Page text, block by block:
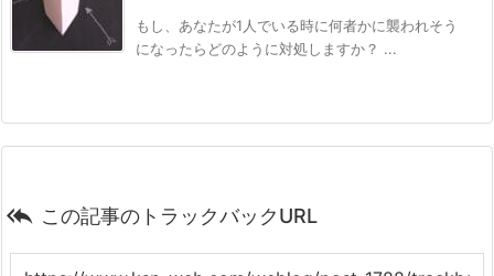
もし、あなたが1人でいる時に何者かに襲われそう
になったらどのように対処しますか？ ...
 この記事のトラックバックURL